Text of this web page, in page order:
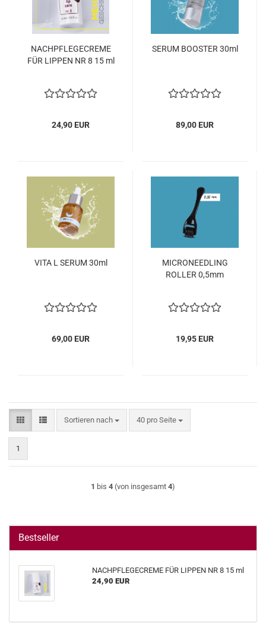
NACHPFLEGECREME
FÜR LIPPEN NR 8 15 ml
24,90 EUR
SERUM BOOSTER 30ml
89,00 EUR
VITA L SERUM 30ml
69,00 EUR
MICRONEEDLING
ROLLER 0,5mm
19,95 EUR
Sortieren nach
Sortieren nach 40 pro Seite
pro Seite
1
1 bis 4 (von insgesamt 4)
Bestseller
NACHPFLEGECREME FÜR LIPPEN NR 8 15 ml
24,90 EUR